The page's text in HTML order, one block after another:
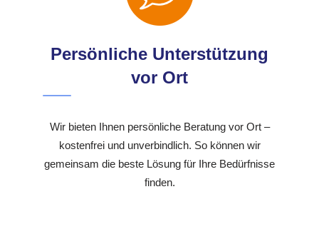
Persönliche Unterstützung
vor Ort
Wir bieten Ihnen persönliche Beratung vor Ort –
kostenfrei und unverbindlich. So können wir
gemeinsam die beste Lösung für Ihre Bedürfnisse
finden.